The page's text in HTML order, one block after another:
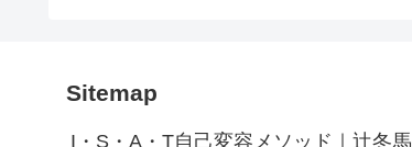
Sitemap
I・S・A・T自己変容メソッド｜辻冬馬